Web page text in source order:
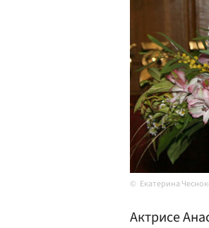
Екатерина
Актрисе